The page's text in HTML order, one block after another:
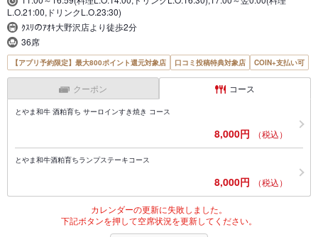
L.O.21:00,ドリンクL.O.23:30)
ｸｽﾘのｱｵｷ大野沢店より徒歩2分
36席
【アプリ予約限定】最大800ポイント還元対象店 口コミ投稿特典対象店 COIN+支払い可
クーポン コース
とやま和牛 酒粕育ち サーロインすき焼き コース
8,000円 （税込）
とやま和牛酒粕育ちランプステーキコース
8,000円 （税込）
カレンダーの更新に失敗しました。
下記ボタンを押して空席状況を更新してください。